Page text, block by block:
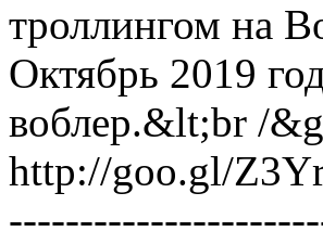
троллингом на
Октябрь 2019
воблер.&lt;br /
http://goo.gl/